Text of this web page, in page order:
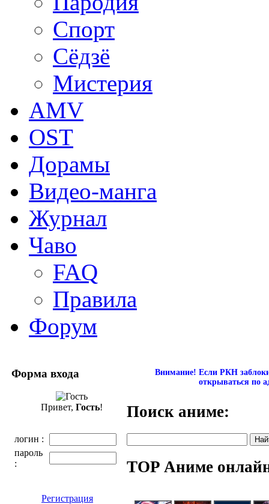
Спорт
Сёдзё
Мистерия
AMV
OST
Дорамы
Видео-манга
Журнал
Чаво
FAQ
Правила
Форум
Форма входа
Привет, Гость!
логин :
пароль
:
Регистрация
Внимание! Если РКН
открываться по
Поиск аниме:
TOP Аниме